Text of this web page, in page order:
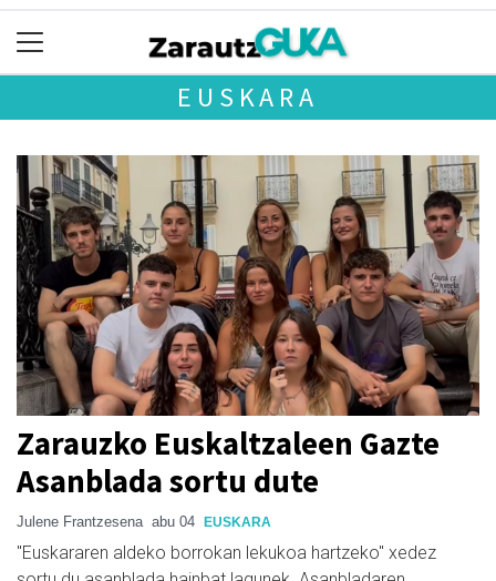
EUSKARA
Zarauzko Euskaltzaleen Gazte
Asanblada sortu dute
Julene Frantzesena abu 04 EUSKARA
"Euskararen aldeko borrokan lekukoa hartzeko" xedez